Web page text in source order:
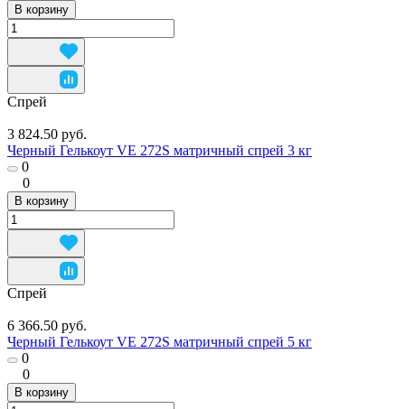
В корзину
Спрей
3 824.50 руб.
Черный Гелькоут VE 272S матричный спрей 3 кг
0
0
В корзину
Спрей
6 366.50 руб.
Черный Гелькоут VE 272S матричный спрей 5 кг
0
0
В корзину